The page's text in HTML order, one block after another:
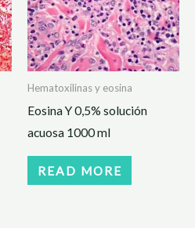
Hematoxilinas y eosina
Eosina Y 0,5% solución
acuosa 1000 ml
READ MORE